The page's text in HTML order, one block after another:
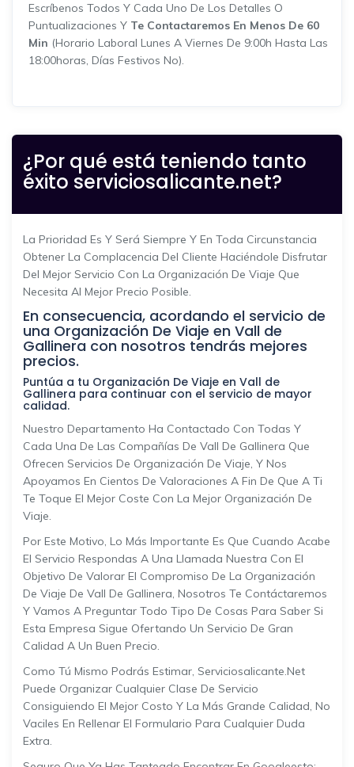
Escríbenos Todos Y Cada Uno De Los Detalles O
Puntualizaciones Y Te Contactaremos En Menos De 60
Min (horario Laboral Lunes A Viernes De 9:00h Hasta Las
18:00horas, Días Festivos No).
¿Por qué está teniendo tanto
éxito serviciosalicante.net?
La Prioridad Es Y Será Siempre Y En Toda Circunstancia
Obtener La Complacencia Del Cliente Haciéndole Disfrutar
Del Mejor Servicio Con La Organización De Viaje Que
Necesita Al Mejor Precio Posible.
En consecuencia, acordando el servicio de
una Organización De Viaje en Vall de
Gallinera con nosotros tendrás mejores
precios.
Puntúa a tu Organización De Viaje en Vall de
Gallinera para continuar con el servicio de mayor
calidad.
Nuestro Departamento Ha Contactado Con Todas Y
Cada Una De Las Compañías De Vall De Gallinera Que
Ofrecen Servicios De Organización De Viaje, Y Nos
Apoyamos En Cientos De Valoraciones A Fin De Que A Ti
Te Toque El Mejor Coste Con La Mejor Organización De
Viaje.
Por Este Motivo, Lo Más Importante Es Que Cuando Acabe
El Servicio Respondas A Una Llamada Nuestra Con El
Objetivo De Valorar El Compromiso De La Organización
De Viaje De Vall De Gallinera, Nosotros Te Contáctaremos
Y Vamos A Preguntar Todo Tipo De Cosas Para Saber Si
Esta Empresa Sigue Ofertando Un Servicio De Gran
Calidad A Un Buen Precio.
Como Tú Mismo Podrás Estimar, Serviciosalicante.net
Puede Organizar Cualquier Clase De Servicio
Consiguiendo El Mejor Costo Y La Más Grande Calidad, No
Vaciles En Rellenar El Formulario Para Cualquier Duda
Extra.